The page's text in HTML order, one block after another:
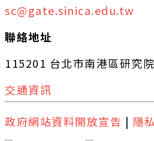
sc@gate.sinica.edu.tw
聯絡地址
115201 台北市南港區研究
交通資訊
政府網站資料開放宣告 | 隱